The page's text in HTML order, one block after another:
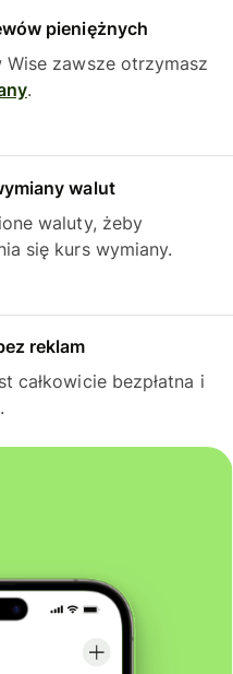
pieniężnych
Wise zawsze otrzymasz
.
walut
waluty, żeby
się kurs wymiany.
reklam
całkowicie bezpłatna i